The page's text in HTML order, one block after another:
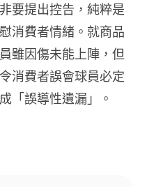
要提出控告，純粹是
消費者情緒。就商品
雖因傷未能上陣，但
消費者誤會球員必定
「誤導性遺漏」。